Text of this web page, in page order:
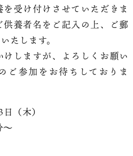
受け付けさせていただきま
養者名をご記入の上、ご郵
たします。
しますが、よろしくお願い
ご参加をお待ちしておりま
（木）
〜